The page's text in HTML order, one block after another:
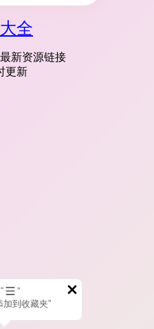
全
新资源链接
更新
”
加到收藏夹”